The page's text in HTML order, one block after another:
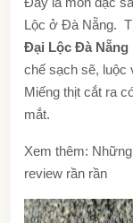
Lộc ở Đà Nẵng.
Đại Lộc Đà Nẵng
chế sạch sẽ, luộc
Miếng thịt cắt ra
mắt.
Xem thêm: Những
review rần rần